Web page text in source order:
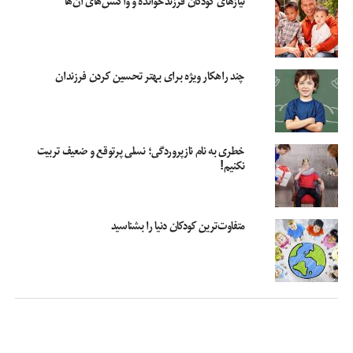
مراجعه‌کنندگانش می‌گوید: «۶-۵موردی داریم و معمولا مامان‌ها می‌آورند و می‌گویند
نمی‌خواهیم شبیه ما بشوند و به همین دلیل خودمان آنها را قانع می‌کنیم که بیایند
آرایشگاه. ممکن است بچه‌ها گریه‌شان بگیرد، ولی مامان‌ها اصرار دارند که برای
آینده‌شان خوب است. بعضی وقت‌ها هم بچه‌ها مثلا وسط کار می‌گویند خاله تورو خدا
یواش. بعضی بچه‌ها هم هی اصرار می‌کنند که حداقل آرام‌تر که درد کمتری تحمل
کنیم.»
در این بین البته چند آرایشگاه در پاسخ به «شهروند» از مخالفت خود با چنین
موضوعی می‌گویند. «مرجان» سال‌هاست اپیلاسیون کار می‌کند، اما هیچ‌وقت برای
دختربچه‌ها این کار را انجام نداده، چون معتقد است «این کار برای پوست آنها درست
نیست.»
دنیا هم اپیلاسیون‌کار یکی از آرایشگاه‌های بلوار فردوس است که دراین‌باره می‌گوید:
«گناه داره من دلم نمیاد، چطور دلشون می‌یاد. این کار رو نکنید، چون خیلی برای
بچه زوده. من برای بچه‌های ١۶-١۵ ساله هم می‌گویم زود است، چه برسه به دختر بچه
١٠-٩ ساله. اصلا اپیلاسیون براشون خوب نیست، امکان داره مویرگ‌های پوستشون پاره
شه. بعضی قسمت‌های حساس بدن هم ممکنه به غدد و مویرگ‌ها آسیب برسونه و اصلا
کار درستی نیست.»
چند راهکار ویژه برای بهتر تحسین کردن فرزندان
خطری به نام نازپروردگی؛ نسلی پرتوقع و ضعیف تربیت
نکنیم!
متفاوت‌ترین کودکان دنیا را بشناسید